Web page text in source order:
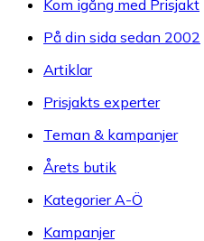
Kom igång med Prisjakt
På din sida sedan 2002
Artiklar
Prisjakts experter
Teman & kampanjer
Årets butik
Kategorier A-Ö
Kampanjer